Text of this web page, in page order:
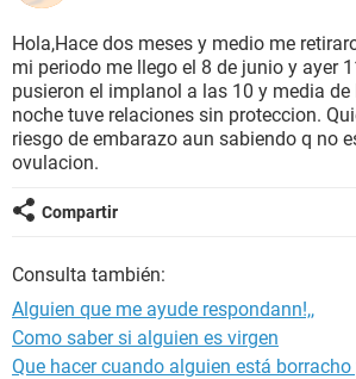
BIENESTAR
SEXUALIDAD
GLOSARIO
Hola,Hace dos meses y medio me
mi periodo me llego el 8 de junio y ayer
pusieron el implanol a las 10 y media de
noche tuve relaciones sin proteccion.
riesgo de embarazo aun sabiendo q no
ovulacion.
Compartir
Consulta también:
Alguien que me ayude respondann!,,
Como saber si alguien es virgen
Que hacer cuando alguien está